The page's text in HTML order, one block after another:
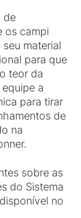
de
os campi
material
para que
teor da
a
para tirar
de
na
sobre as
do Sistema
no